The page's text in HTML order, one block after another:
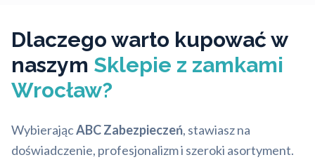
Dlaczego warto kupować w
naszym Sklepie z zamkami
Wrocław?
WybierającABC Zabezpieczeń, stawiasz na
doświadczenie, profesjonalizm i szeroki asortyment.